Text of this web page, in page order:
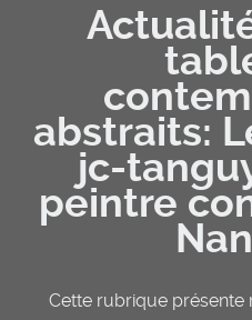
abstraits:
jc-
peintre
Cette rubrique présente